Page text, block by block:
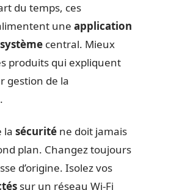
du temps, ces
une application
système central. Mieux
produits qui expliquent
gestion de la
la sécurité ne doit jamais
plan. Changez toujours
d’origine. Isolez vos
sur un réseau Wi-Fi